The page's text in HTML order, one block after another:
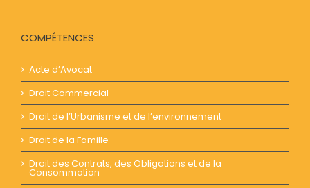
COMPÉTENCES
Acte d’Avocat
Droit Commercial
Droit de l’Urbanisme et de l’environnement
Droit de la Famille
Droit des Contrats, des Obligations et de la
Consommation